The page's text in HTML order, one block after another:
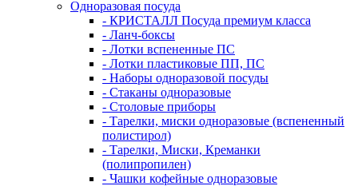
Одноразовая посуда
- КРИСТАЛЛ Посуда премиум класса
- Ланч-боксы
- Лотки вспененные ПС
- Лотки пластиковые ПП, ПС
- Наборы одноразовой посуды
- Стаканы одноразовые
- Столовые приборы
- Тарелки, миски одноразовые (вспененный
полистирол)
- Тарелки, Миски, Креманки
(полипропилен)
- Чашки кофейные одноразовые